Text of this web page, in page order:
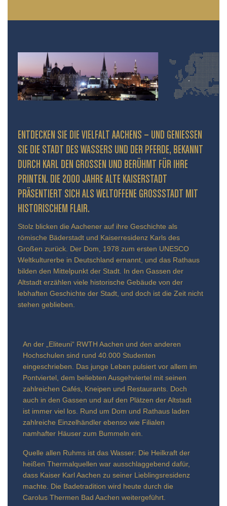
ENTDECKEN SIE DIE VIELFALT AACHENS – UND GENIESSEN S
IE DIE STADT DES WASSERS UND DER PFERDE, BEKANNT D
URCH KARL DEN GROSSEN UND BERÜHMT FÜR IHRE PR
INTEN. DIE 2000 JAHRE ALTE KAISERSTADT PR
ÄSENTIERT SICH ALS WELTOFFENE GROSSSTADT MIT HIS
TORISCHEM FLAIR.
Stolz blicken die Aachener auf ihre Geschichte als
römische Bäderstadt und Kaiserresidenz Karls des
Großen zurück. Der Dom, 1978 zum ersten UNESCO
Weltkulturerbe in Deutschland ernannt, und das Rathaus
bilden den Mittelpunkt der Stadt. In den Gassen der
Altstadt erzählen viele historische Gebäude von der
lebhaften Geschichte der Stadt, und doch ist die Zeit nicht
stehen geblieben.
An der „Eliteuni“ RWTH Aachen und den anderen
Hochschulen sind rund 40.000 Studenten
eingeschrieben. Das junge Leben pulsiert vor allem im
Pontviertel, dem beliebten Ausgehviertel mit seinen
zahlreichen Cafés, Kneipen und Restaurants. Doch
auch in den Gassen und auf den Plätzen der Altstadt
ist immer viel los. Rund um Dom und Rathaus laden
zahlreiche Einzelhändler ebenso wie Filialen
namhafter Häuser zum Bummeln ein.
Quelle allen Ruhms ist das Wasser: Die Heilkraft der
heißen Thermalquellen war ausschlaggebend dafür,
dass Kaiser Karl Aachen zu seiner Lieblingsresidenz
machte. Die Badetradition wird heute durch die
Carolus Thermen Bad Aachen weitergeführt.